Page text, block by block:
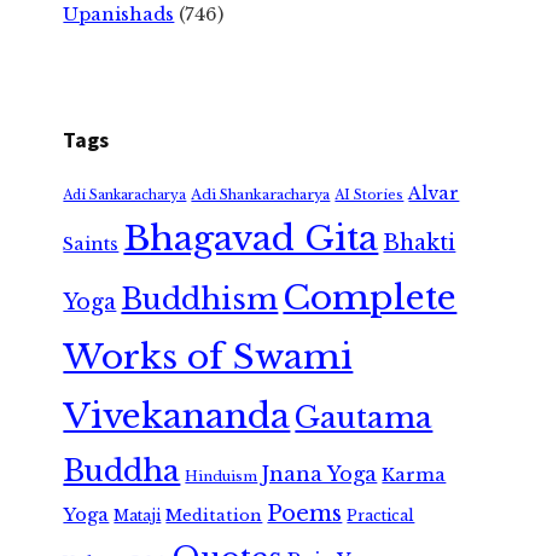
Upanishads (746)
Tags
Adi Sankaracharya Adi Shankaracharya AI Stories Alvar
Saints Bhagavad GitaBhakti
Yoga Buddhism Complete
Works of Swami
VivekanandaGautama
Buddha Hinduism Jnana Yoga Karma
Yoga Mataji Meditation Poems Practical